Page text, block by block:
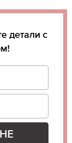
детали с